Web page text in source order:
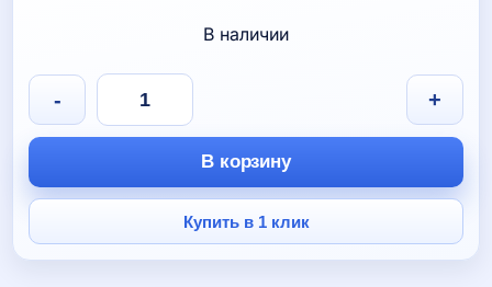
В наличии
Количество
товара
Ежедневник
со
обложкой
рисованный
BLACK"
- +
В корзину
Купить в 1 клик